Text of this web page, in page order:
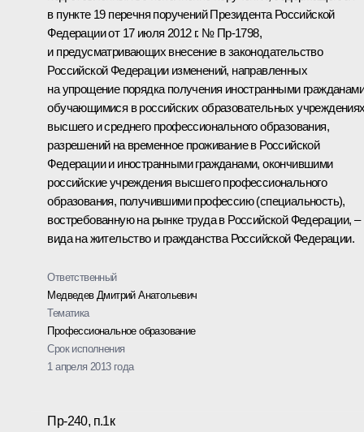
в пункте 19 перечня поручений Президента Российской
Федерации от 17 июля 2012 г. № Пр-1798,
и предусматривающих внесение в законодательство
Российской Федерации изменений, направленных
на упрощение порядка получения иностранными
обучающимися в российских образовательных
высшего и среднего профессионального образования,
разрешений на временное проживание в Российской
Федерации и иностранными гражданами, окончившими
российские учреждения высшего профессионального
образования, получившими профессию (специальность),
востребованную на рынке труда в Российской Федерации, –
вида на жительство и гражданства Российской Федерации.
Ответственный
Медведев Дмитрий Анатольевич
Тематика
Профессиональное образование
Срок исполнения
1 апреля 2013 года
Пр-240, п.1к